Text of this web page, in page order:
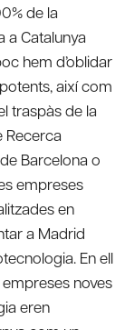
de la
a Catalunya
hem d’oblidar
així com
traspàs de la
Recerca
Barcelona o
empreses
en
a Madrid
En ell
noves
eren